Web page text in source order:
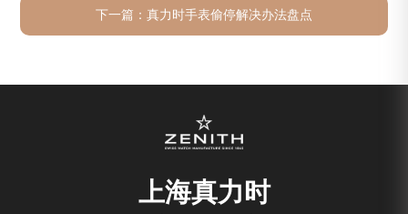
下一篇： 真力时手表偷停解决办法盘点
上海真力时